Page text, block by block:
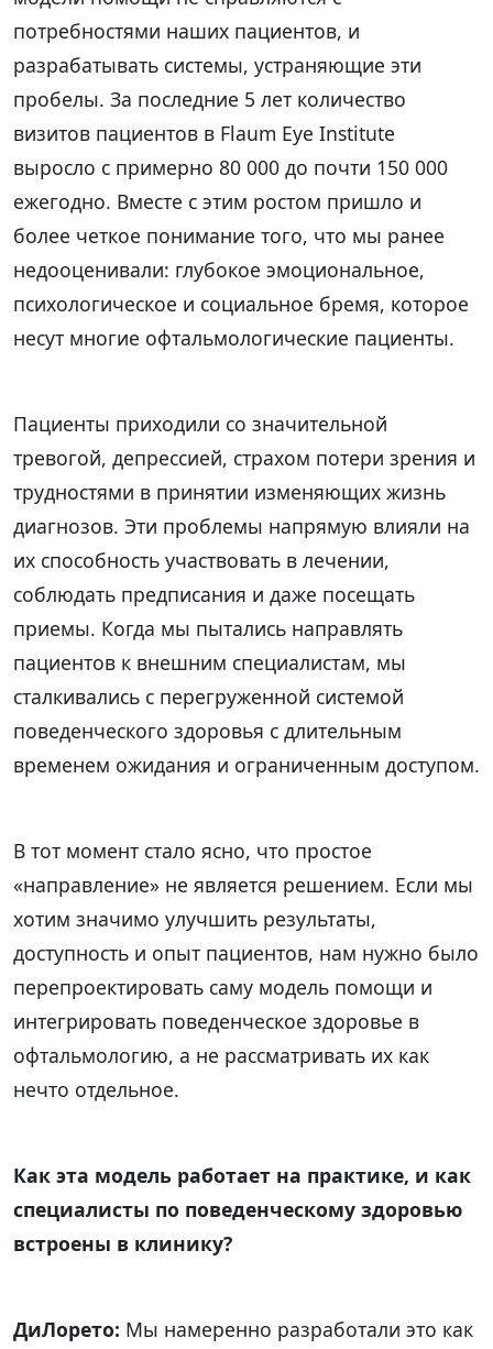
потребностями наших пациентов, и
разрабатывать системы, устраняющие эти
пробелы. За последние 5 лет количество
визитов пациентов в Flaum Eye Institute
выросло с примерно 80 000 до почти 150 000
ежегодно. Вместе с этим ростом пришло и
более четкое понимание того, что мы ранее
недооценивали: глубокое эмоциональное,
психологическое и социальное бремя, которое
несут многие офтальмологические пациенты.
Пациенты приходили со значительной
тревогой, депрессией, страхом потери зрения и
трудностями в принятии изменяющих жизнь
диагнозов. Эти проблемы напрямую влияли на
их способность участвовать в лечении,
соблюдать предписания и даже посещать
приемы. Когда мы пытались направлять
пациентов к внешним специалистам, мы
сталкивались с перегруженной системой
поведенческого здоровья с длительным
временем ожидания и ограниченным доступом.
В тот момент стало ясно, что простое
«направление» не является решением. Если мы
хотим значимо улучшить результаты,
доступность и опыт пациентов, нам нужно было
перепроектировать саму модель помощи и
интегрировать поведенческое здоровье в
офтальмологию, а не рассматривать их как
нечто отдельное.
Как эта модель работает на практике, и как
специалисты по поведенческому здоровью
встроены в клинику?
ДиЛорето: Мы намеренно разработали это как